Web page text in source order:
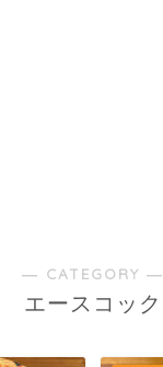
― CATEGORY ―
エースコック